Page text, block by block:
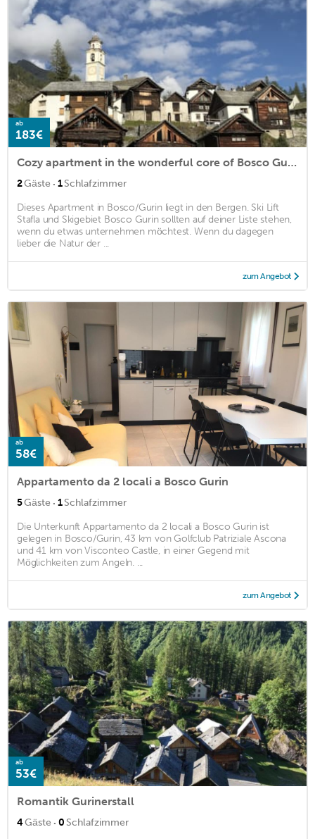
ab
183€
Cozy apartment in the wonderful core of Bosco Gurin
2Gäste · 1Schlafzimmer
Dieses Apartment in Bosco/Gurin liegt in den Bergen. Ski Lift
Stafla und Skigebiet Bosco Gurin sollten auf deiner Liste stehen,
wenn du etwas unternehmen möchtest. Wenn du dagegen
lieber die Natur der ...
zum Angebot
ab
58€
Appartamento da 2 locali a Bosco Gurin
5Gäste · 1Schlafzimmer
Die Unterkunft Appartamento da 2 locali a Bosco Gurin ist
gelegen in Bosco/Gurin, 43 km von Golfclub Patriziale Ascona
und 41 km von Visconteo Castle, in einer Gegend mit
Möglichkeiten zum Angeln. ...
zum Angebot
ab
53€
Romantik Gurinerstall
4Gäste · 0 Schlafzimmer